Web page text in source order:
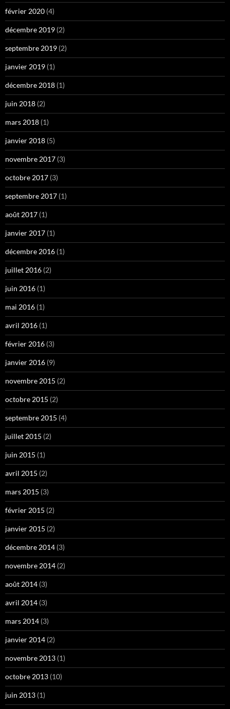
février 2020 (4)
décembre 2019 (2)
septembre 2019 (2)
janvier 2019 (1)
décembre 2018 (1)
juin 2018 (2)
mars 2018 (1)
janvier 2018 (5)
novembre 2017 (3)
octobre 2017 (3)
septembre 2017 (1)
août 2017 (1)
janvier 2017 (1)
décembre 2016 (1)
juillet 2016 (2)
juin 2016 (1)
mai 2016 (1)
avril 2016 (1)
février 2016 (3)
janvier 2016 (9)
novembre 2015 (2)
octobre 2015 (2)
septembre 2015 (4)
juillet 2015 (2)
juin 2015 (1)
avril 2015 (2)
mars 2015 (3)
février 2015 (2)
janvier 2015 (2)
décembre 2014 (3)
novembre 2014 (2)
août 2014 (3)
avril 2014 (3)
mars 2014 (3)
janvier 2014 (2)
novembre 2013 (1)
octobre 2013 (10)
juin 2013 (1)